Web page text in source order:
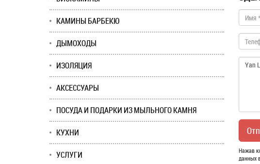
Нажав
данных
КАМИНЫ БАРБЕКЮ
ДЫМОХОДЫ
ИЗОЛЯЦИЯ
АКСЕССУАРЫ
ПОСУДА И ПОДАРКИ ИЗ МЫЛЬНОГО КАМНЯ
КУХНИ
УСЛУГИ